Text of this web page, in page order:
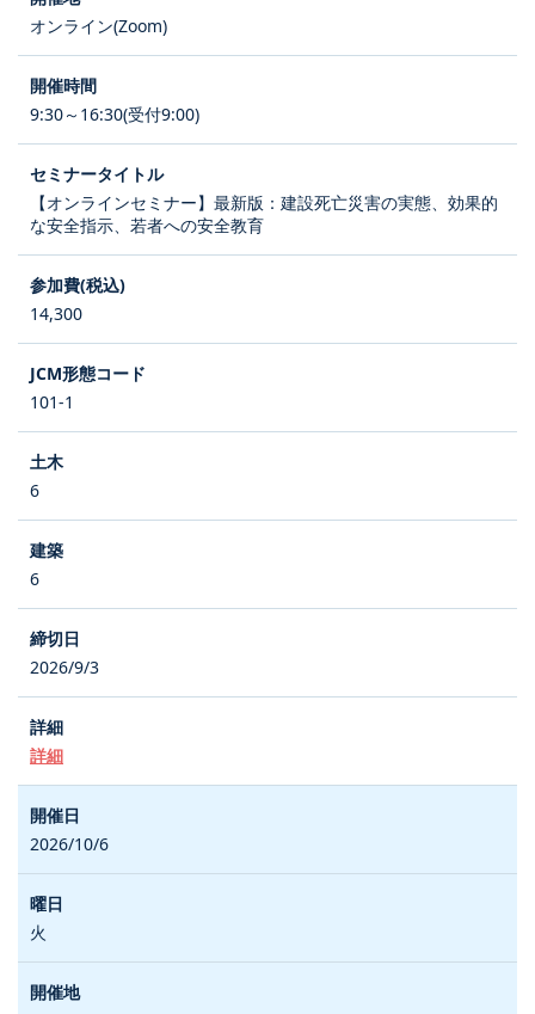
オンライン(Zoom)
9:30～16:30(受付9:00)
【オンラインセミナー】最新版：建設死亡災害の実態、効果的
な安全指示、若者への安全教育
14,300
101-1
6
6
2026/9/3
詳細
2026/10/6
火